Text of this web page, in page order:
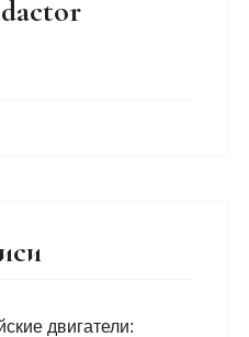
двигатели: